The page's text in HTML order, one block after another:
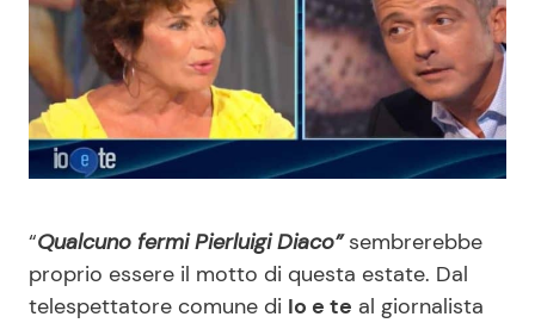
News Spettacolo
Benessere
Casa
Mondo Mamma
Cucina e Ricette
Consigli di Cucina
Le Ricette in TV
“Qualcuno fermi Pierluigi Diaco”sembrerebbe
proprio essere il motto di questa estate. Dal
telespettatore comune di Io e te al giornalista